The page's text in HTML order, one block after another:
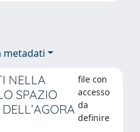
metadati
NELLA
SPAZIO
file con
accesso
da
definire